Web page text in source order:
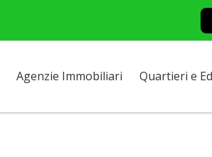
Agenzie Immobiliari Quartieri e